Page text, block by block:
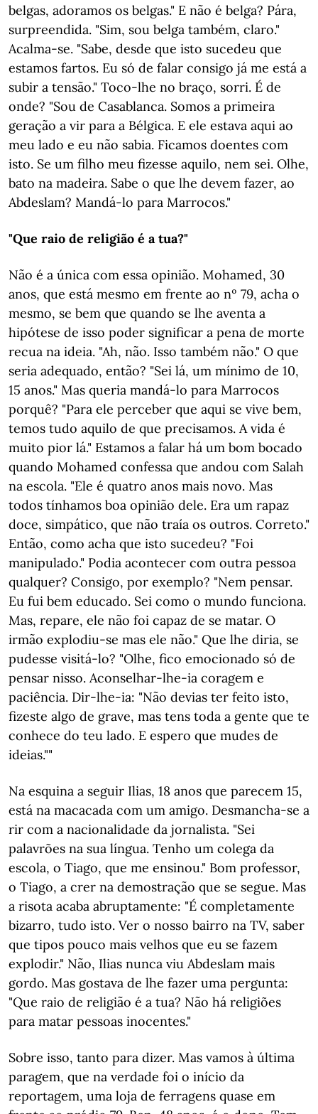
belgas, adoramos os belgas." E não é belga? Pára,
surpreendida. "Sim, sou belga também, claro."
Acalma-se. "Sabe, desde que isto sucedeu que
estamos fartos. Eu só de falar consigo já me está a
subir a tensão." Toco-lhe no braço, sorri. É de
onde? "Sou de Casablanca. Somos a primeira
geração a vir para a Bélgica. E ele estava aqui ao
meu lado e eu não sabia. Ficamos doentes com
isto. Se um filho meu fizesse aquilo, nem sei. Olhe,
bato na madeira. Sabe o que lhe devem fazer, ao
Abdeslam? Mandá-lo para Marrocos."
"Que raio de religião é a tua?"
Não é a única com essa opinião. Mohamed, 30
anos, que está mesmo em frente ao nº 79, acha o
mesmo, se bem que quando se lhe aventa a
hipótese de isso poder significar a pena de morte
recua na ideia. "Ah, não. Isso também não." O que
seria adequado, então? "Sei lá, um mínimo de 10,
15 anos." Mas queria mandá-lo para Marrocos
porquê? "Para ele perceber que aqui se vive bem,
temos tudo aquilo de que precisamos. A vida é
muito pior lá." Estamos a falar há um bom bocado
quando Mohamed confessa que andou com Salah
na escola. "Ele é quatro anos mais novo. Mas
todos tínhamos boa opinião dele. Era um rapaz
doce, simpático, que não traía os outros. Correto."
Então, como acha que isto sucedeu? "Foi
manipulado." Podia acontecer com outra pessoa
qualquer? Consigo, por exemplo? "Nem pensar.
Eu fui bem educado. Sei como o mundo funciona.
Mas, repare, ele não foi capaz de se matar. O
irmão explodiu-se mas ele não." Que lhe diria, se
pudesse visitá-lo? "Olhe, fico emocionado só de
pensar nisso. Aconselhar-lhe-ia coragem e
paciência. Dir-lhe-ia: "Não devias ter feito isto,
fizeste algo de grave, mas tens toda a gente que te
conhece do teu lado. E espero que mudes de
ideias.""
Na esquina a seguir Ilias, 18 anos que parecem 15,
está na macacada com um amigo. Desmancha-se a
rir com a nacionalidade da jornalista. "Sei
palavrões na sua língua. Tenho um colega da
escola, o Tiago, que me ensinou." Bom professor,
o Tiago, a crer na demostração que se segue. Mas
a risota acaba abruptamente: "É completamente
bizarro, tudo isto. Ver o nosso bairro na TV, saber
que tipos pouco mais velhos que eu se fazem
explodir." Não, Ilias nunca viu Abdeslam mais
gordo. Mas gostava de lhe fazer uma pergunta:
"Que raio de religião é a tua? Não há religiões
para matar pessoas inocentes."
Sobre isso, tanto para dizer. Mas vamos à última
paragem, que na verdade foi o início da
reportagem, uma loja de ferragens quase em